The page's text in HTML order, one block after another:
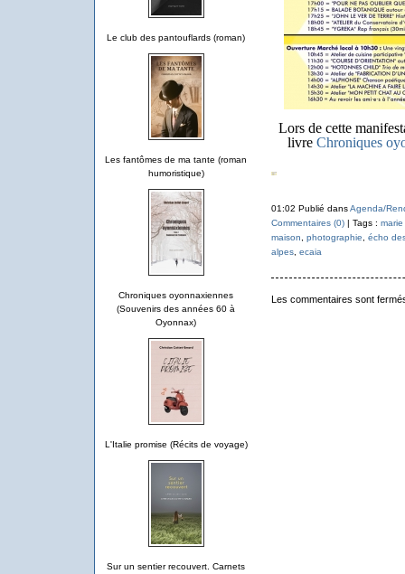
Le club des pantouflards (roman)
Les fantômes de ma tante (roman
humoristique)
Chroniques oyonnaxiennes
(Souvenirs des années 60 à
Oyonnax)
L'Italie promise (Récits de voyage)
Sur un sentier recouvert. Carnets
Lors de cette
livreChroniques
01:02 Publié dansAgenda/
Commentaires (0)| Tags :
maison
photographie
écho
alpes, ecaia
Les commentaires sont